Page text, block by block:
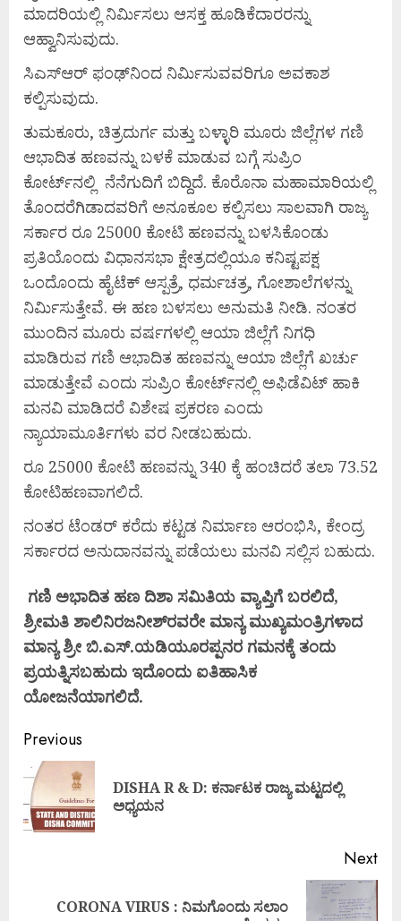
ಮಾದರಿಯಲ್ಲಿ ನಿರ್ಮಿಸಲು ಆಸಕ್ತ ಹೂಡಿಕೆದಾರರನ್ನು
ಆಹ್ವಾನಿಸುವುದು.
ಸಿಎಸ್‌ಆರ್ ಫಂಢ್‌ನಿಂದ ನಿರ್ಮಿಸುವವರಿಗೂ ಅವಕಾಶ
ಕಲ್ಪಿಸುವುದು.
ತುಮಕೂರು, ಚಿತ್ರದುರ್ಗ ಮತ್ತು ಬಳ್ಳಾರಿ ಮೂರು ಜಿಲ್ಲೆಗಳ ಗಣಿ
ಆಭಾದಿತ ಹಣವನ್ನು ಬಳಕೆ ಮಾಡುವ ಬಗ್ಗೆ ಸುಪ್ರಿಂ
ಕೋರ್ಟ್‌ನಲ್ಲಿ ನೆನೆಗುದಿಗೆ ಬಿದ್ದಿದೆ. ಕೊರೊನಾ ಮಹಾಮಾರಿಯಲ್ಲಿ
ತೊಂದರೆಗಿಡಾದವರಿಗೆ ಅನೂಕೂಲ ಕಲ್ಪಿಸಲು ಸಾಲವಾಗಿ ರಾಜ್ಯ
ಸರ್ಕಾರ ರೂ 25000 ಕೋಟಿ ಹಣವನ್ನು ಬಳಸಿಕೊಂಡು
ಪ್ರತಿಯೊಂದು ವಿಧಾನಸಭಾ ಕ್ಷೇತ್ರದಲ್ಲಿಯೂ ಕನಿಷ್ಟಪಕ್ಷ
ಒಂದೊಂದು ಹೈಟೆಕ್ ಆಸ್ಪತ್ರೆ, ಧರ್ಮಚತ್ರ, ಗೋಶಾಲೆಗಳನ್ನು
ನಿರ್ಮಿಸುತ್ತೇವೆ. ಈ ಹಣ ಬಳಸಲು ಅನುಮತಿ ನೀಡಿ. ನಂತರ
ಮುಂದಿನ ಮೂರು ವರ್ಷಗಳಲ್ಲಿ ಆಯಾ ಜಿಲ್ಲೆಗೆ ನಿಗಧಿ
ಮಾಡಿರುವ ಗಣಿ ಆಭಾದಿತ ಹಣವನ್ನು ಆಯಾ ಜಿಲ್ಲೆಗೆ ಖರ್ಚು
ಮಾಡುತ್ತೇವೆ ಎಂದು ಸುಪ್ರಿಂ ಕೋರ್ಟ್‌ನಲ್ಲಿ ಅಫಿಡೆವಿಟ್ ಹಾಕಿ
ಮನವಿ ಮಾಡಿದರೆ ವಿಶೇಷ ಪ್ರಕರಣ ಎಂದು
ನ್ಯಾಯಾಮೂರ್ತಿಗಳು ವರ ನೀಡಬಹುದು.
ರೂ 25000 ಕೋಟಿ ಹಣವನ್ನು 340 ಕ್ಕೆ ಹಂಚಿದರೆ ತಲಾ 73.52
ಕೋಟಿಹಣವಾಗಲಿದೆ.
ನಂತರ ಟೆಂಡರ್ ಕರೆದು ಕಟ್ಟಡ ನಿರ್ಮಾಣ ಆರಂಭಿಸಿ, ಕೇಂದ್ರ
ಸರ್ಕಾರದ ಅನುದಾನವನ್ನು ಪಡೆಯಲು ಮನವಿ ಸಲ್ಲಿಸ ಬಹುದು.
ಗಣಿ ಅಭಾದಿತ ಹಣ ದಿಶಾ ಸಮಿತಿಯ ವ್ಯಾಪ್ತಿಗೆ ಬರಲಿದೆ,
ಶ್ರೀಮತಿ ಶಾಲಿನಿರಜನೀಶ್‌ರವರೇ ಮಾನ್ಯ ಮುಖ್ಯಮಂತ್ರಿಗಳಾದ
ಮಾನ್ಯ ಶ್ರೀ ಬಿ.ಎಸ್.ಯಡಿಯೂರಪ್ಪನರ ಗಮನಕ್ಕೆ ತಂದು
ಪ್ರಯತ್ನಿಸಬಹುದು ಇದೊಂದು ಐತಿಹಾಸಿಕ
ಯೋಜನೆಯಾಗಲಿದೆ.
Previous
DISHA R & D: ಕರ್ನಾಟಕ ರಾಜ್ಯ ಮಟ್ಟದಲ್ಲಿ
ಅಧ್ಯಯನ
Next
CORONA VIRUS : ನಿಮಗೊಂದು ಸಲಾಂ